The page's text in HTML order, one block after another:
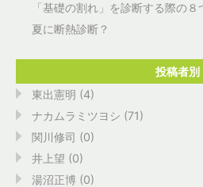
「基礎の割れ」を診断する際の
夏に断熱診断？
投稿者別
東出憲明 (4)
ナカムラミツヨシ (71)
関川修司 (0)
井上望 (0)
湯沼正博 (0)